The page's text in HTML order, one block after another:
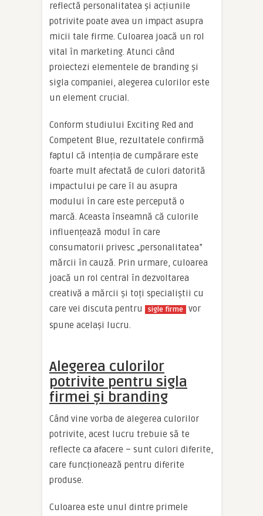
reflectă personalitatea și acțiunile
potrivite poate avea un impact asupra
micii tale firme. Culoarea joacă un rol
vital în marketing. Atunci când
proiectezi elementele de branding și
sigla companiei, alegerea culorilor este
un element crucial.
Conform studiului Exciting Red and
Competent Blue, rezultatele confirmă
faptul că intenția de cumpărare este
foarte mult afectată de culori datorită
impactului pe care îl au asupra
modului în care este percepută o
marcă. Aceasta înseamnă că culorile
influențează modul în care
consumatorii privesc „personalitatea”
mărcii în cauză. Prin urmare, culoarea
joacă un rol central în dezvoltarea
creativă a mărcii și toți specialiștii cu
care vei discuta pentru
sigle firme
vor
spune același lucru.
Alegerea culorilor
potrivite pentru sigla
firmei și branding
Când vine vorba de alegerea culorilor
potrivite, acest lucru trebuie să te
reflecte ca afacere – sunt culori diferite,
care funcționează pentru diferite
produse.
Culoarea este unul dintre primele